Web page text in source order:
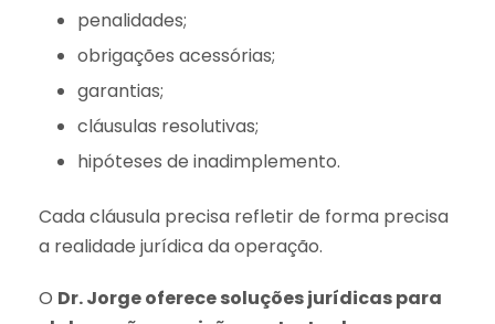
penalidades;
obrigações acessórias;
garantias;
cláusulas resolutivas;
hipóteses de inadimplemento.
Cada cláusula precisa refletir de forma precisa
a realidade jurídica da operação.
O Dr. Jorge oferece soluções jurídicas para